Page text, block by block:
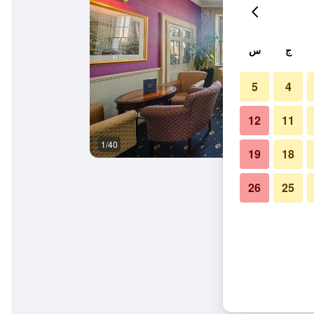
1/40
ج س
4
5
11
12
18
19
25
26